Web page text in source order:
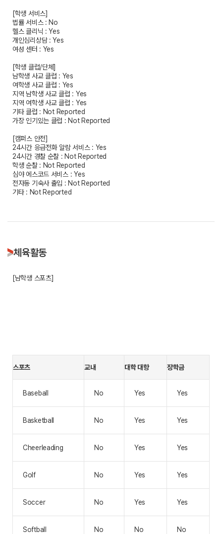
[학생 서비스]
법률 서비스 : No
헬스 클리닉 : Yes
개인심리상담 : Yes
여성 센터 : Yes
[학생 클럽/단체]
남학생 사교 클럽 : Yes
여학생 사교 클럽 : Yes
지역 남학생 사교 클럽 : Yes
지역 여학생 사교 클럽 : Yes
기타 클럽 : Not Reported
가장 인기있는 클럽 : Not Reported
[캠퍼스 안전]
24시간 응급전화 알람 서비스 : Yes
24시간 경찰 순찰 : Not Reported
학생 순찰 : Not Reported
심야 에스코드 서비스 : Yes
전자동 기숙사 출입 : Not Reported
기타 : Not Reported
체육활동
[남학생 스포츠]
스포츠 교내 대학 대항 장학금
Baseball No Yes Yes
Basketball No Yes Yes
Cheerleading No Yes Yes
Golf No Yes Yes
Soccer No Yes Yes
Softball No No No